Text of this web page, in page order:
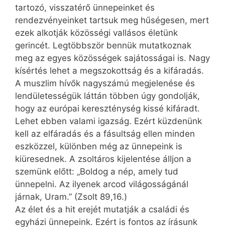
tartozó, visszatérő ünnepeinket és
rendezvényeinket tartsuk meg hűségesen, mert
ezek alkotják közösségi vallásos életünk
gerincét. Legtöbbször bennük mutatkoznak
meg az egyes közösségek sajátosságai is. Nagy
kísértés lehet a megszokottság és a kifáradás.
A muszlim hívők nagyszámú megjelenése és
lendületességük láttán többen úgy gondolják,
hogy az európai kereszténység kissé kifáradt.
Lehet ebben valami igazság. Ezért küzdenünk
kell az elfáradás és a fásultság ellen minden
eszközzel, különben még az ünnepeink is
kiüresednek. A zsoltáros kijelentése álljon a
szemünk előtt: „Boldog a nép, amely tud
ünnepelni. Az ilyenek arcod világosságánál
járnak, Uram.” (Zsolt 89,16.)
Az élet és a hit erejét mutatják a családi és
egyházi ünnepeink. Ezért is fontos az írásunk